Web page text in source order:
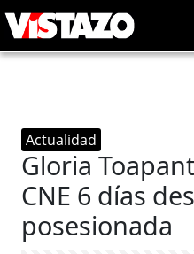
Actualidad
Gloria
CNE 6 días
posesionada